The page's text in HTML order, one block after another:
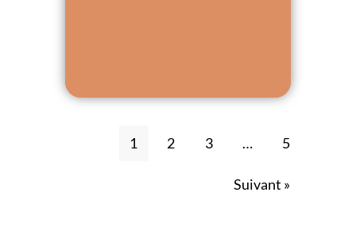
1 2 3 … 5
Suivant »